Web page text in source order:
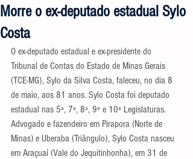
Morre o ex-deputado estadual Sylo
Costa
O ex-deputado estadual e ex-presidente do
Tribunal de Contas do Estado de Minas Gerais
(TCE-MG), Sylo da Silva Costa, faleceu, no dia 8
de maio, aos 81 anos. Sylo Costa foi deputado
estadual nas 5ª, 7ª, 8ª, 9ª e 10ª Legislaturas.
Advogado e fazendeiro em Pirapora (Norte de
Minas) e Uberaba (Triângulo), Sylo Costa nasceu
em Araçuaí (Vale do Jequitinhonha), em 31 de